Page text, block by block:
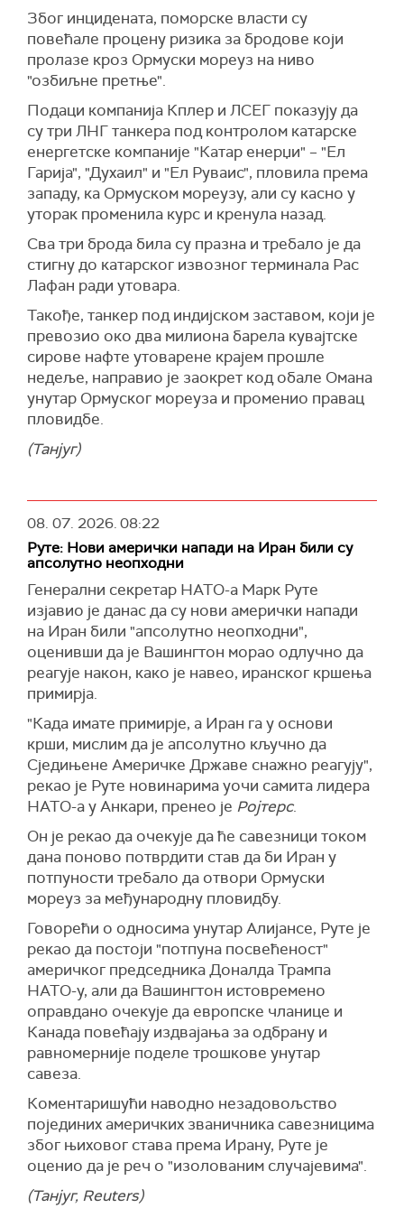
Због инцидената, поморске власти су
повећале процену ризика за бродове који
пролазе кроз Ормуски мореуз на ниво
"озбиљне претње".
Подаци компанија Кплер и ЛСЕГ показују да
су три ЛНГ танкера под контролом катарске
енергетске компаније "Катар енерџи" – "Ел
Гарија", "Духаил" и "Ел Руваис", пловила према
западу, ка Ормуском мореузу, али су касно у
уторак променила курс и кренула назад.
Сва три брода била су празна и требало је да
стигну до катарског извозног терминала Рас
Лафан ради утовара.
Такође, танкер под индијском заставом, који је
превозио око два милиона барела кувајтске
сирове нафте утоварене крајем прошле
недеље, направио је заокрет код обале Омана
унутар Ормуског мореуза и променио правац
пловидбе.
(Танјуг)
08. 07. 2026.08:22
Руте: Нови амерички напади на Иран били су
апсолутно неопходни
Генерални секретар НАТО-а Марк Руте
изјавио је данас да су нови амерички напади
на Иран били "апсолутно неопходни",
оценивши да је Вашингтон морао одлучно да
реагује након, како је навео, иранског кршења
примирја.
"Када имате примирје, а Иран га у основи
крши, мислим да је апсолутно кључно да
Сједињене Америчке Државе снажно реагују",
рекао је Руте новинарима уочи самита лидера
НАТО-а у Анкари, пренео је Ројтерс.
Он је рекао да очекује да ће савезници током
дана поново потврдити став да би Иран у
потпуности требало да отвори Ормуски
мореуз за међународну пловидбу.
Говорећи о односима унутар Алијансе, Руте је
рекао да постоји "потпуна посвећеност"
америчког председника Доналда Трампа
НАТО-у, али да Вашингтон истовремено
оправдано очекује да европске чланице и
Канада повећају издвајања за одбрану и
равномерније поделе трошкове унутар
савеза.
Коментаришући наводно незадовољство
појединих америчких званичника савезницима
због њиховог става према Ирану, Руте је
оценио да је реч о "изолованим случајевима".
(Танјуг, Reuters)